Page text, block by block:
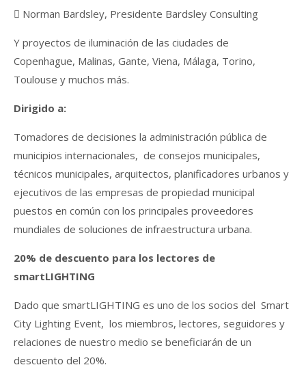
 Norman Bardsley, Presidente Bardsley Consulting
Y proyectos de iluminación de las ciudades de
Copenhague, Malinas, Gante, Viena, Málaga, Torino,
Toulouse y muchos más.
Dirigido a:
Tomadores de decisiones la administración pública de
municipios internacionales, de consejos municipales,
técnicos municipales, arquitectos, planificadores urbanos y
ejecutivos de las empresas de propiedad municipal
puestos en común con los principales proveedores
mundiales de soluciones de infraestructura urbana.
20% de descuento para los lectores de
smartLIGHTING
Dado que smartLIGHTING es uno de los socios del Smart
City Lighting Event, los miembros, lectores, seguidores y
relaciones de nuestro medio se beneficiarán de un
descuento del 20%.